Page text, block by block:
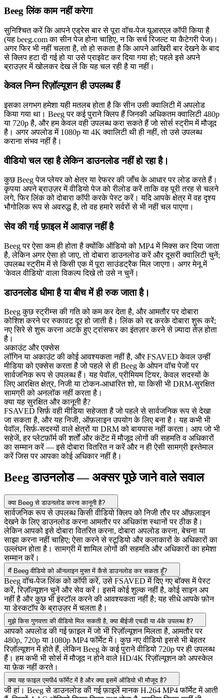
Beeg लिंक काम नहीं करेगा
सुनिश्चित करें कि आपने एड्रेस बार से पूरा वॉच-पेज यूआरएल कॉपी किया है
(यह beeg.com का सीन पेज होना चाहिए, न कि सर्च रिजल्ट या कैटेगरी पेज)।
अगर फिर भी नहीं चलता है, तो हो सकता है कि आपने आखिरी बार देखने के बाद
से क्लिप हटा दी गई हो या उसे प्राइवेट कर दिया गया हो; पहले इसे अपने
ब्राउज़र में खोलकर देख लें कि यह चल रही है या नहीं।
केवल निम्न रिज़ॉल्यूशन ही उपलब्ध हैं
इसका लगभग हमेशा यही मतलब होता है कि सीन उसी क्वालिटी में अपलोड
किया गया था। Beeg पर कई पुराने क्लिप हैं जिनकी अधिकतम क्वालिटी 480p
या 720p है, और हम केवल वही उपलब्ध करा सकते हैं जो सोर्स स्ट्रीम में मौजूद
है। अगर अपलोड में 1080p या 4K क्वालिटी थी ही नहीं, तो उसे उपलब्ध
कराना संभव नहीं है।
वीडियो चल रहा है लेकिन डाउनलोड नहीं हो रहा है।
कुछ Beeg पेज प्लेयर को क्षेत्र या रेफरर की जाँच के आधार पर लोड करते हैं।
कृपया अपने ब्राउज़र में वीडियो पेज को रीलोड करें ताकि वह पूरी तरह से चलने
लगे, फिर लिंक को दोबारा कॉपी करके पेस्ट करें। यदि आपके क्षेत्र में वह दृश्य
भौगोलिक रूप से अवरुद्ध है, तो वह हमारे सर्वरों से भी नहीं चल पाएगा।
सेव की गई फ़ाइल में आवाज़ नहीं है
Beeg पर ऐसा कम ही होता है क्योंकि ऑडियो को MP4 में मिक्स कर दिया जाता
है, लेकिन अगर ऐसा हो जाए, तो दोबारा डाउनलोड करें और दूसरी क्वालिटी चुनें;
उपलब्ध स्ट्रीम में से किसी एक में पूरा साउंडट्रैक मिल जाएगा। अगर मेनू में
'केवल वीडियो' वाला विकल्प दिखे तो उसे न चुनें।
डाउनलोड धीमा है या बीच में ही रुक जाता है।
Beeg कुछ स्ट्रीम्स की गति को कम कर देता है, और आमतौर पर दोबारा
कोशिश करने पर रुकावट दूर हो जाती है। लिंक को रद्द करके दोबारा शुरू करें;
नए सिरे से शुरू करना अटके हुए ट्रांसफर का इंतज़ार करने से ज़्यादा तेज़ होता
है।
अकाउंट और एक्सेस
लॉगिन या अकाउंट की कोई आवश्यकता नहीं है, और FSAVED केवल उन्हीं
मीडिया को एक्सेस करता है जो पहले से ही Beeg के ओपन वॉच पेजों पर
सार्वजनिक रूप से उपलब्ध हैं। यह पेवॉल, प्रीमियम टियर, केवल सदस्यों के
लिए आरक्षित क्षेत्र, निजी या टोकन-आधारित शो, या किसी भी DRM-सुरक्षित
सामग्री को अनलॉक नहीं करता है।
क्या यह सुरक्षित और कानूनी है?
FSAVED सिर्फ़ वही मीडिया सहेजता है जो पहले से सार्वजनिक रूप से देखा
जा सकता है, और यह निजी, ऑफ़लाइन उपयोग के लिए बना है। यह कभी भी
पेवॉल, सिर्फ़-सदस्यों वाले क्षेत्रों या DRM को बायपास नहीं करता। आप जो भी
सहेजें, हर प्लेटफ़ॉर्म की शर्तों और कंटेंट में मौजूद लोगों की सहमति व अधिकारों
का सम्मान करें — इसे दोबारा वितरित न करें और न ही ऐसी सामग्री इस्तेमाल
करें जिस पर आपका कोई अधिकार नहीं है।
Beeg डाउनलोड — अक्सर पूछे जाने वाले सवाल
क्या Beeg से डाउनलोड करना कानूनी है?
सार्वजनिक रूप से उपलब्ध किसी वीडियो क्लिप को निजी तौर पर ऑफ़लाइन
देखने के लिए डाउनलोड करना आमतौर पर अधिकांश स्थानों पर ठीक है।
लेकिन आपको इसे दोबारा वितरित करना, दोबारा अपलोड करना, बेचना या
साझा करना नहीं चाहिए; ऐसा करने से स्टूडियो और कलाकारों के अधिकारों का
उल्लंघन होता है। सामग्री में शामिल लोगों की सहमति और अधिकारों का हमेशा
सम्मान करें।
मैं Beeg वीडियो को ऑनलाइन मुफ्त में कैसे डाउनलोड कर सकता हूँ?
Beeg वॉच-पेज लिंक को कॉपी करें, उसे FSAVED में दिए गए बॉक्स में पेस्ट
करें, रिज़ॉल्यूशन चुनें और सेव करें। इसमें कोई शुल्क नहीं है, कोई साइन अप
नहीं है और कुछ भी इंस्टॉल करने की आवश्यकता नहीं है; यह सीधे आपके फ़ोन
या डेस्कटॉप के ब्राउज़र में चलता है।
मुझे किस गुणवत्ता की वीडियो मिल सकती है, क्या बीईजी एचडी या 4के उपलब्ध है?
आपको अपलोड की गई फ़ाइल में जो भी रिज़ॉल्यूशन मिलता है, आमतौर पर
480p, 720p या 1080p MP4 फॉर्मेट में। कुछ नए वीडियो इससे भी बेहतर
रिज़ॉल्यूशन में होते हैं, लेकिन Beeg के कई पुराने वीडियो 720p पर ही उपलब्ध
हैं। हम कभी भी सोर्स में मौजूद न होने वाले HD/4K रिज़ॉल्यूशन को अपस्केल
या फ़ेक नहीं करते।
क्या यह फाइल एमपी4 फॉर्मेट में है और क्या इसमें ऑडियो भी मौजूद है?
जी हां। Beeg से डाउनलोड की गई फ़ाइलें मानक H.264 MP4 फॉर्मेट में आती